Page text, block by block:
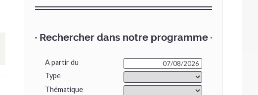
Rechercher dans notre programme
A partir du
Type
Thématique